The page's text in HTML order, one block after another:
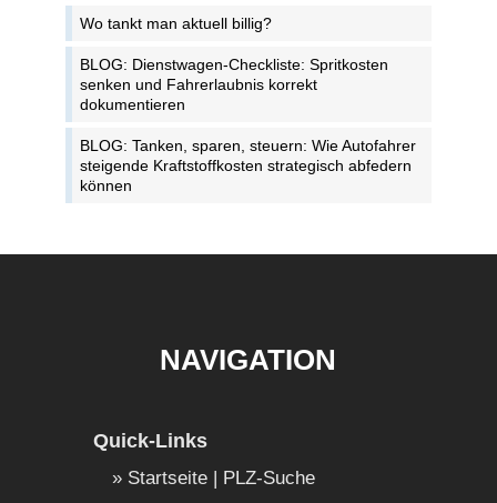
Wo tankt man aktuell billig?
BLOG: Dienstwagen-Checkliste: Spritkosten
senken und Fahrerlaubnis korrekt
dokumentieren
BLOG: Tanken, sparen, steuern: Wie Autofahrer
steigende Kraftstoffkosten strategisch abfedern
können
NAVIGATION
Quick-Links
Startseite | PLZ-Suche